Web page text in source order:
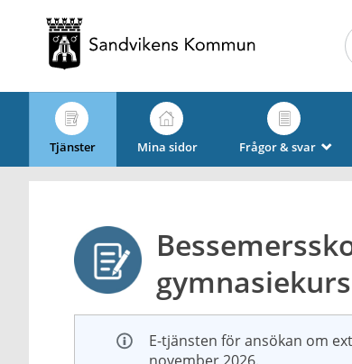
Välkommen
tjänster
Sandvikens
kommun
Tjänster Mina sidor Frågor & svar _
E-tjänsten för ansökan om